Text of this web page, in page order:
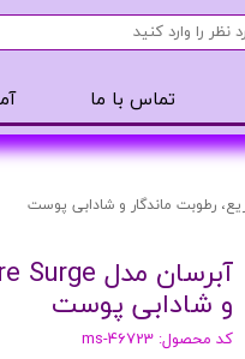
مو
ابرو
مو
مو
مو
تماس با ما
و شادابی پوست
کد محصول: ms-46723